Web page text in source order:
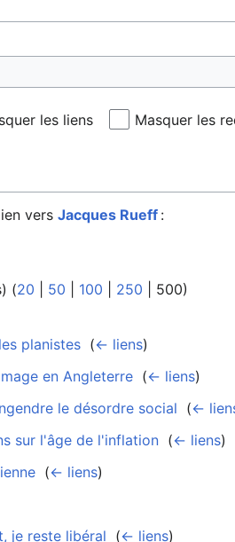
les liens Masquer les
versJacques Rueff :
) (20 50 100 250 500)
planistes (← liens)
en Angleterre (← liens)
le désordre social (←
sur l'âge de l'inflation (← liens)
(← liens)
je reste libéral
(← liens)